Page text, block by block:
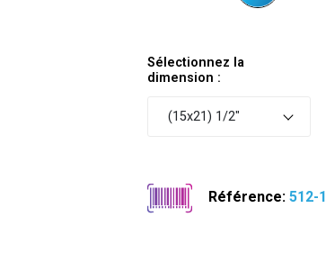
Sélectionnez la
dimension :
(15x21) 1/2"
Référence:512-